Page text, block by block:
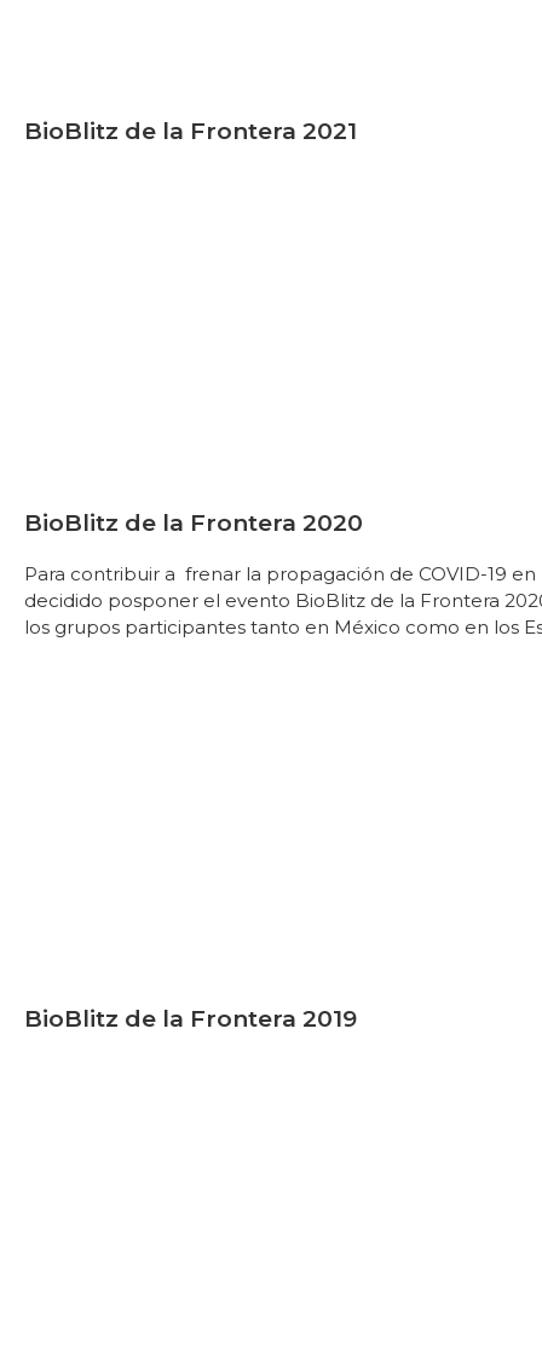
BioBlitz de la Frontera 2021
BioBlitz de la Frontera 2020
Para contribuir a frenar la propagación de COVID-19
decidido posponer el evento BioBlitz de la Frontera
los grupos participantes tanto en México como en los
BioBlitz de la Frontera 2019